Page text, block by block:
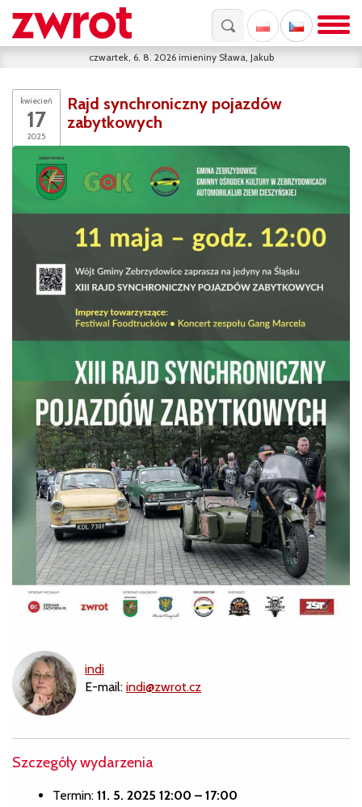
czwartek, 6. 8. 2026 imieniny Sława, Jakub
kwiecień
17
2025
Rajd synchroniczny pojazdów
zabytkowych
indi
E-mail: indi@zwrot.cz
Szczegóły wydarzenia
Termin: 11. 5. 2025 12:00 – 17:00